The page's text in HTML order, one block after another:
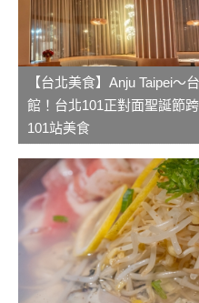
【台北美食】Anju Taipei～
館！台北101正對面聖誕節
101站美食